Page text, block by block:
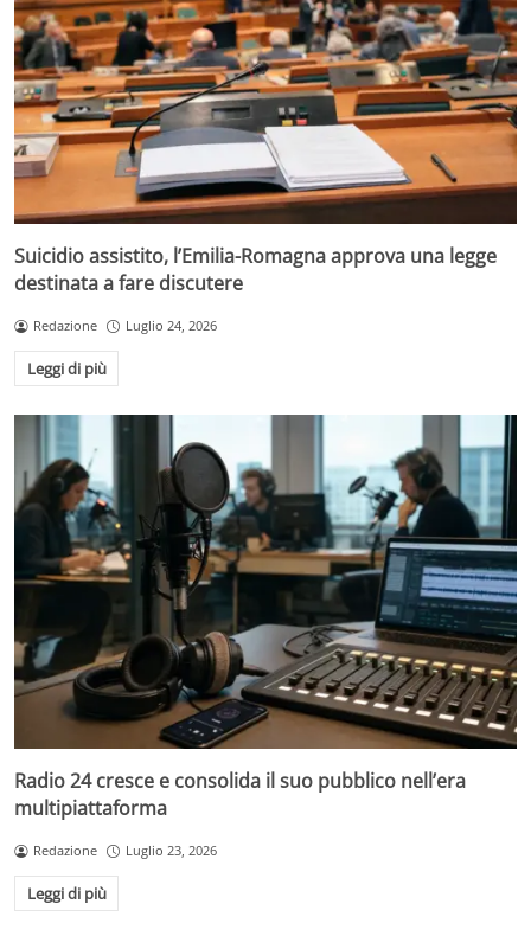
Suicidio assistito, l’Emilia-Romagna approva una legge
destinata a fare discutere
Redazione Luglio 24, 2026
Leggi di più
Radio 24 cresce e consolida il suo pubblico nell’era
multipiattaforma
Redazione Luglio 23, 2026
Leggi di più